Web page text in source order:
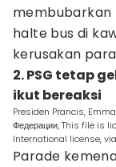
membubarkan
halte bus di
kerusakan
2. PSG tetap
ikut bereaksi
Presiden Prancis,
Федерации, This file is
International license,
Parade